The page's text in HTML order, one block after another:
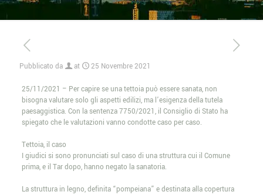
Pubblicato da at 25 Novembre 2021
25/11/2021 – Per capire se una tettoia può essere sanata, non
bisogna valutare solo gli aspetti edilizi, ma l’esigenza della tutela
paesaggistica. Con la sentenza 7750/2021, il Consiglio di Stato ha
spiegato che le valutazioni vanno condotte caso per caso.
Tettoia, il caso
I giudici si sono pronunciati sul caso di una struttura cui il Comune
prima, e il Tar dopo, hanno negato la sanatoria.
La struttura in legno, definita “pompeiana” e destinata alla copertura